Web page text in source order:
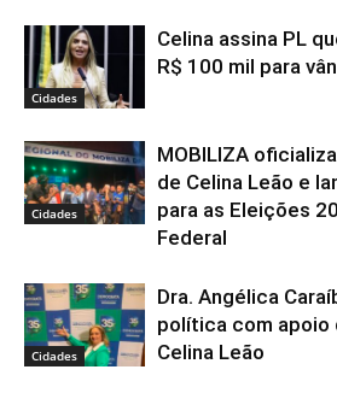
Cidades
Celina assina PL
R$ 100 mil para
Cidades
MOBILIZA
de Celina Leão e
para as Eleições
Federal
Cidades
Dra. Angélica
política com apoio
Celina Leão